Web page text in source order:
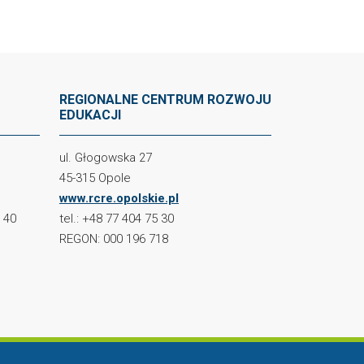
40
REGIONALNE CENTRUM ROZWOJU
EDUKACJI
ul. Głogowska 27
45-315 Opole
www.rcre.opolskie.pl
tel.: +48 77 404 75 30
REGON: 000 196 718